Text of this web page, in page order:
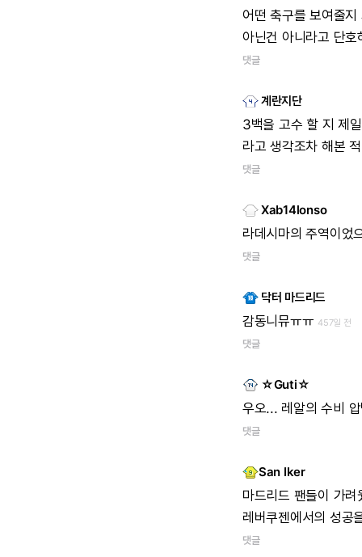
어떤 축구를 보여줄지
아닌건 아니라고 단호
댓글
계란지단
3백을 고수 할 지 제일
라고 생각조차 해본 적
댓글
Xab14lonso
라데시마의 주역이었
댓글
닥터 마드리드
감동니뮤ㅠㅠ 457일 전
댓글
☆Guti☆
우오... 레알의 수비
댓글
San Iker
마드리드 팬들이 가려
레버쿠젠에서의 성공
댓글